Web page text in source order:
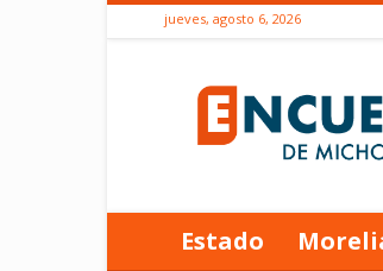
jueves, agosto 6, 2026
de
Estado